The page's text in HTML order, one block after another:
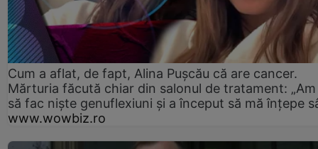
Cum a aflat, de fapt, Alina Pușcău că are cancer.
Mărturia făcută chiar din salonul de tratament:
să fac niște genuflexiuni și a început să mă înțepe
www.wowbiz.ro